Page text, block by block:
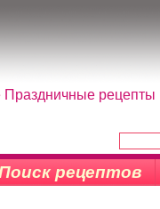
рецепты
рецептов